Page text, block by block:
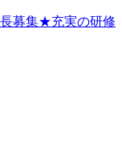
長募集★充実の研修